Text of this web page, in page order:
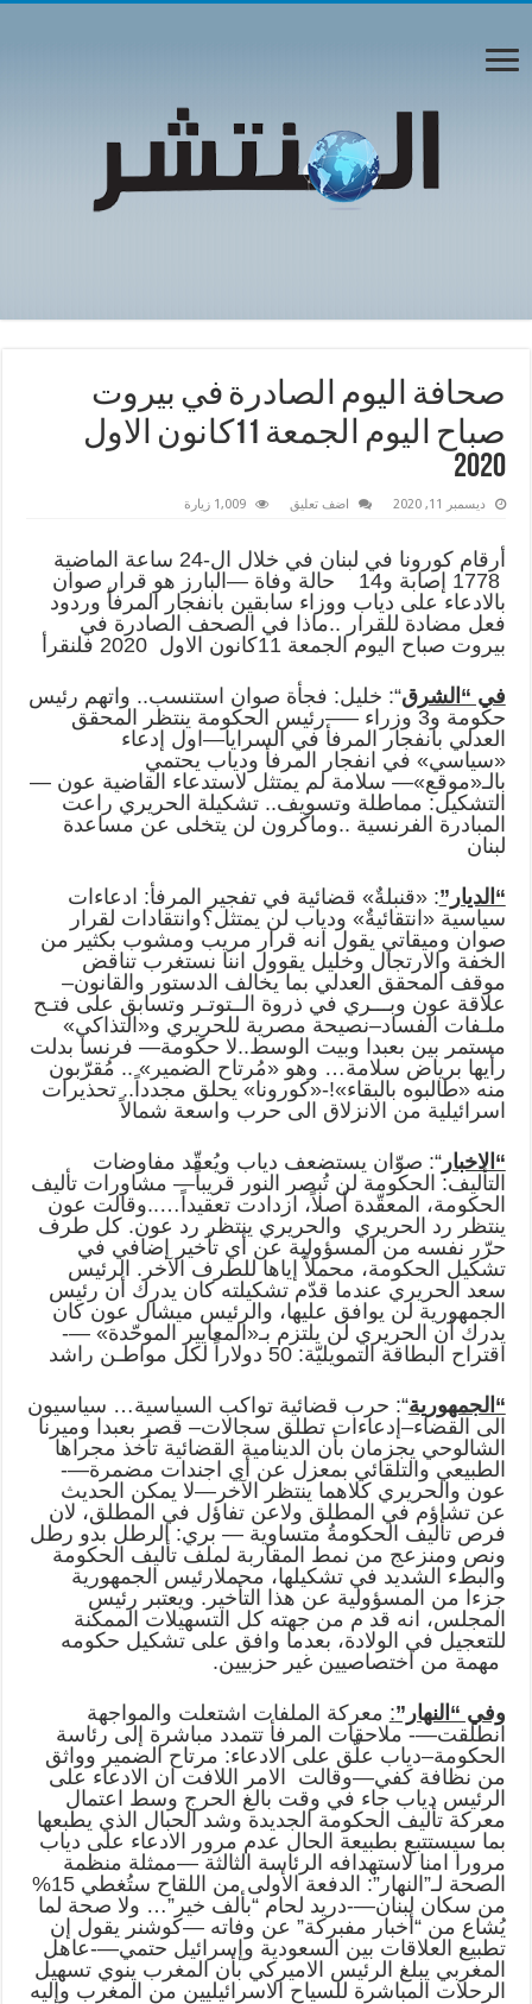
صحافة اليوم الصادرة في بيروت
صباح اليوم الجمعة 11كانون الاول
2020
ديسمبر 11, 2020 اضف تعليق 1,009 زيارة
أرقام كورونا في لبنان في خلال ال-24 ساعة الماضية
1778 إصابة و14 حالة وفاة —البارز هو قرار صوان
بالادعاء على دياب ووزاء سابقين بانفجار المرفأ وردود
فعل مضادة للقرار ..ماذا في الصحف الصادرة في
بيروت صباح اليوم الجمعة 11كانون الاول 2020 فلنقرأ
في “الشرق“: خليل: فجأة صوان استنسب.. واتهم رئيس
حكومة و3 وزراء —–رئيس الحكومة ينتظر المحقق
العدلي بانفجار المرفأ في السرايا—اول إدعاء
«سياسي» في انفجار المرفأ ودياب يحتمي
بالـ«موقع»— سلامة لم يمتثل لاستدعاء القاضية عون —
التشكيل: مماطلة وتسويف.. تشكيلة الحريري راعت
المبادرة الفرنسية ..وماكرون لن يتخلى عن مساعدة
لبنان
“الديار”: «قنبلةٌ» قضائية في تفجير المرفأ: ادعاءات
سياسية «انتقائيةٌ» ودياب لن يمتثل؟وانتقادات لقرار
صوان وميقاتي يقول انه قرار مريب ومشوب بكثير من
الخفة والارتجال وخليل يقوول اننا نستغرب تناقض
موقف المحقق العدلي بما يخالف الدستور والقانون–
علاقة عون وبـــري في ذروة الــتوتـر وتسابق على فتـح
ملـفات الفساد–نصيحة مصرية للحريري و«التذاكي»
مستمر بين بعبدا وبيت الوسط..لا حكومة— فرنسا بدلت
رأيها برياض سلامة… وهو «مُرتاح الضمير» .. مُقرّبون
منه «طالبوه بالبقاء»!-«كورونا» يحلق مجدداً.. تحذيرات
اسرائيلية من الانزلاق الى حرب واسعة شمالاً
“الاخبار“: صوّان يستضعف دياب ويُعقّد مفاوضات
التأليف: الحكومة لن تُبصر النور قريباً— مشاورات تأليف
الحكومة، المعقّدة أصلاً، ازدادت تعقيداً…..وقالت عون
ينتظر رد الحريري والحريري ينتظر رد عون. كل طرف
حرّر نفسه من المسؤولية عن أي تأخير إضافي في
تشكيل الحكومة، محملاً إياها للطرف الآخر. الرئيس
سعد الحريري عندما قدّم تشكيلته كان يدرك أن رئيس
الجمهورية لن يوافق عليها، والرئيس ميشال عون كان
يدرك أن الحريري لن يلتزم بـ«المعايير الموحّدة» —-
اقتراح البطاقة التمويليّة: 50 دولاراً لكل مواطـن راشد
“الجمهورية“: حرب قضائية تواكب السياسية… سياسيون
الى القضاء–إدعاءات تطلق سجالات– قصر بعبدا وميرنا
الشالوحي يجزمان بأن الدينامية القضائية تأخذ مجراها
الطبيعي والتلقائي بمعزل عن أي اجندات مضمرة—-
عون والحريري كلاهما ينتظر الآخر—لا يمكن الحديث
عن تشاؤم في المطلق ولاعن تفاؤل في المطلق، لان
فرص تأليف الحكومةُ متساوية — بري: الرطل بدو رطل
ونص ومنزعج من نمط المقاربة لملف تأليف الحكومة
والبطء الشديد في تشكيلها، محملارئيس الجمهورية
جزءا من المسؤولية عن هذا التأخير. ويعتبر رئيس
المجلس، انه قد م من جهته كل التسهيلات الممكنة
للتعجيل في الولادة، بعدما وافق على تشكيل حكومه
مهمة من اختصاصيين غير حزبيين.
وفي “النهار”: معركة الملفات اشتعلت والمواجهة
انطلقت—- ملاحقات المرفأ تتمدد مباشرة إلى رئاسة
الحكومة–دياب علّق على الادعاء: مرتاح الضمير وواثق
من نظافة كفي—وقالت الامر اللافت ان الادعاء على
الرئيس دياب جاء في وقت بالغ الحرج وسط اعتمال
معركة تأليف الحكومة الجديدة وشد الحبال الذي يطبعها
بما سيستتبع بطبيعة الحال عدم مرور الادعاء على دياب
مرورا امنا لاستهدافه الرئاسة الثالثة —ممثلة منظمة
الصحة لـ”النهار”: الدفعة الأولى من اللقاح ستُغطي 15%
من سكان لبنان—-دريد لحام “بألف خير”… ولا صحة لما
يُشاع من “أخبار مفبركة” عن وفاته —كوشنر يقول إن
تطبيع العلاقات بين السعودية وإسرائيل حتمي—-عاهل
المغربي يبلغ الرئيس الاميركي بأن المغرب ينوي تسهيل
الرحلات المباشرة للسياح الاسرائيليين من المغرب وإليه